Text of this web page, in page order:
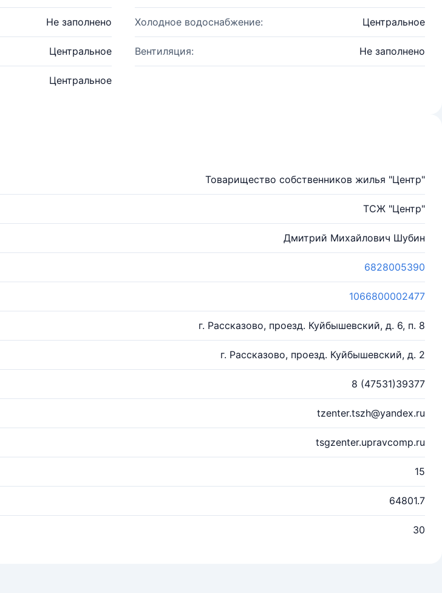
Не заполнено Холодное водоснабжение: Центральное
Центральное Вентиляция: Не заполнено
Центральное
Товарищество собственников жилья "Центр"
ТСЖ "Центр"
Дмитрий Михайлович Шубин
6828005390
1066800002477
г. Рассказово, проезд. Куйбышевский, д. 6, п. 8
г. Рассказово, проезд. Куйбышевский, д. 2
8 (47531)39377
tzenter.tszh@yandex.ru
tsgzenter.upravcomp.ru
15
64801.7
30